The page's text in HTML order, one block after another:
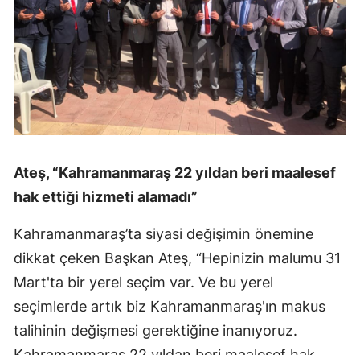
Ateş, “Kahramanmaraş 22 yıldan beri maalesef
hak ettiği hizmeti alamadı”
Kahramanmaraş’ta siyasi değişimin önemine
dikkat çeken Başkan Ateş, “Hepinizin malumu 31
Mart'ta bir yerel seçim var. Ve bu yerel
seçimlerde artık biz Kahramanmaraş'ın makus
talihinin değişmesi gerektiğine inanıyoruz.